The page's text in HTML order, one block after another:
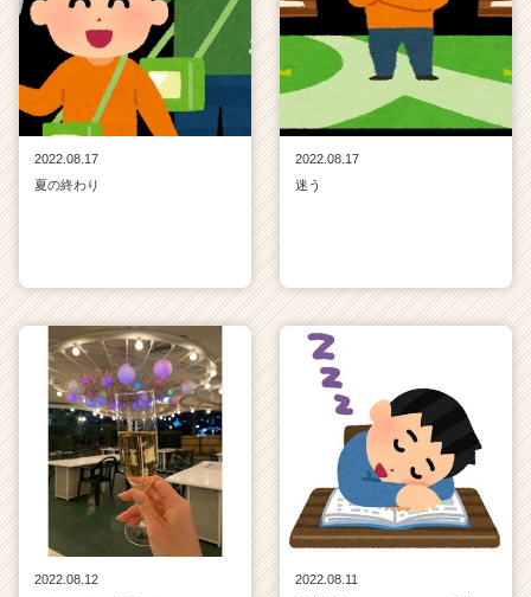
2022.08.17
夏の終わり
2022.08.17
迷う
2022.08.12
2022.08.11